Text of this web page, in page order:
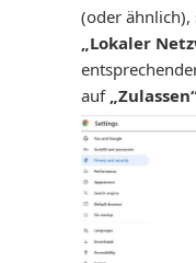
(oder ähnlich),
„Lokaler
auf